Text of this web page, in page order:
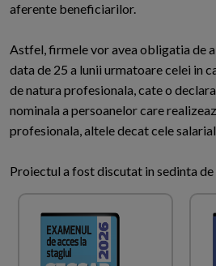
aferente beneficiarilor.
Astfel, firmele vor avea obligatia de a
data de 25 a lunii urmatoare celei in
de natura profesionala, cate o
nominala a persoanelor care
profesionala, altele decat cele
Proiectul a fost discutat in sedinta